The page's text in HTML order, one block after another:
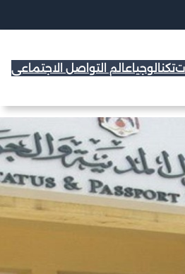
تكنالوجياعالم التواصل الاجتماعي